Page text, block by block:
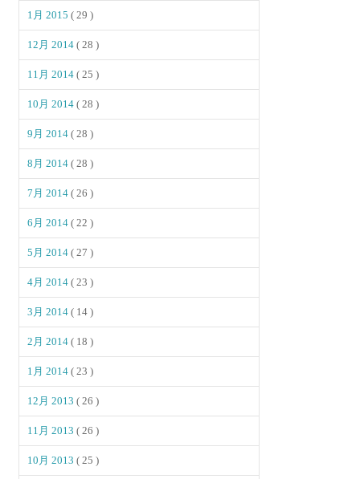
1月 2015( 29 )
12月 2014( 28 )
11月 2014( 25 )
10月 2014( 28 )
9月 2014( 28 )
8月 2014( 28 )
7月 2014( 26 )
6月 2014( 22 )
5月 2014( 27 )
4月 2014( 23 )
3月 2014( 14 )
2月 2014( 18 )
1月 2014( 23 )
12月 2013( 26 )
11月 2013( 26 )
10月 2013( 25 )